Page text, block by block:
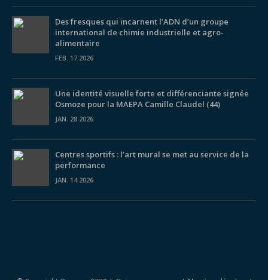
Des fresques qui incarnent l’ADN d’un groupe
international de chimie industrielle et agro-
alimentaire
FEB. 17 2026
Une identité visuelle forte et différenciante signée
Osmoze pour la MAEPA Camille Claudel (44)
JAN. 28 2026
Centres sportifs : l’art mural se met au service de la
performance
JAN. 14 2026